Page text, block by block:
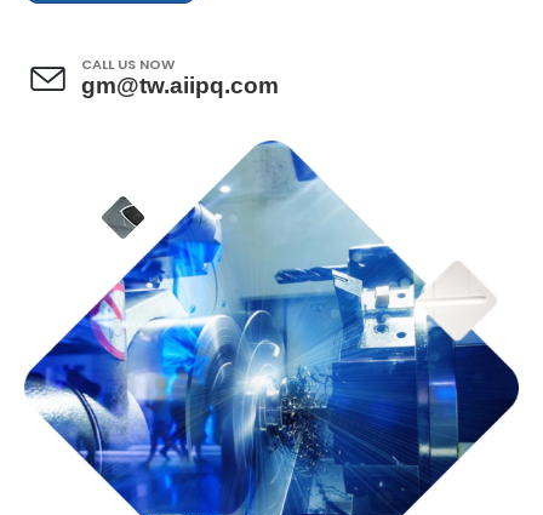
CALL US NOW
gm@tw.aiipq.com